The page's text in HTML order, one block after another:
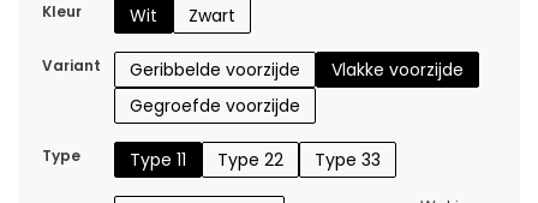
Kleur Wit Zwart
Variant Geribbelde voorzijde
Vlakke voorzijde
Gegroefde voorzijde
Type Type 11 Type 22 Type 33